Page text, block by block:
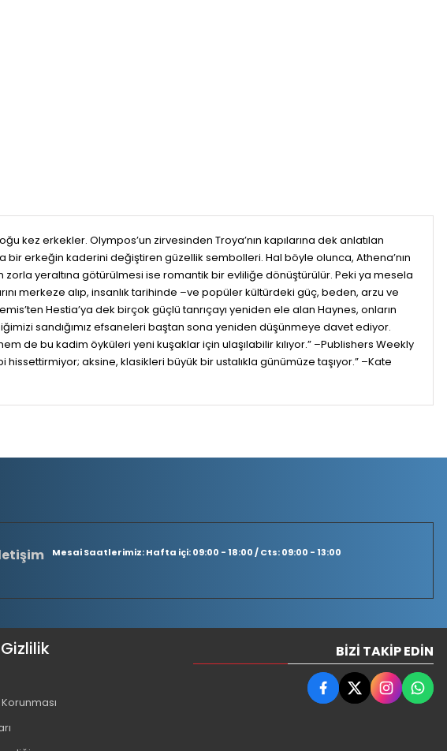
erkekler. Olympos’un zirvesinden Troya’nın kapılarına dek anlatılan
erkeğin kaderini değiştiren güzellik sembolleri. Hal böyle olunca, Athena’nın
zorla yeraltına götürülmesi ise romantik bir evliliğe dönüştürülür. Peki ya mesela
merkeze alıp, insanlık tarihinde –ve popüler kültürdeki güç, beden, arzu ve
Hestia’ya dek birçok güçlü tanrıçayı yeniden ele alan Haynes, onların
sandığımız efsaneleri baştan sona yeniden düşünmeye davet ediyor.
de bu kadim öyküleri yeni kuşaklar için ulaşılabilir kılıyor.” –Publishers Weekly
aksine, klasikleri büyük bir ustalıkla günümüze taşıyor.” –Kate
Mesai Saatlerimiz: Hafta içi: 09:00 - 18:00 / Cts: 09:00 - 13:00
BIZI TAKIP EDIN